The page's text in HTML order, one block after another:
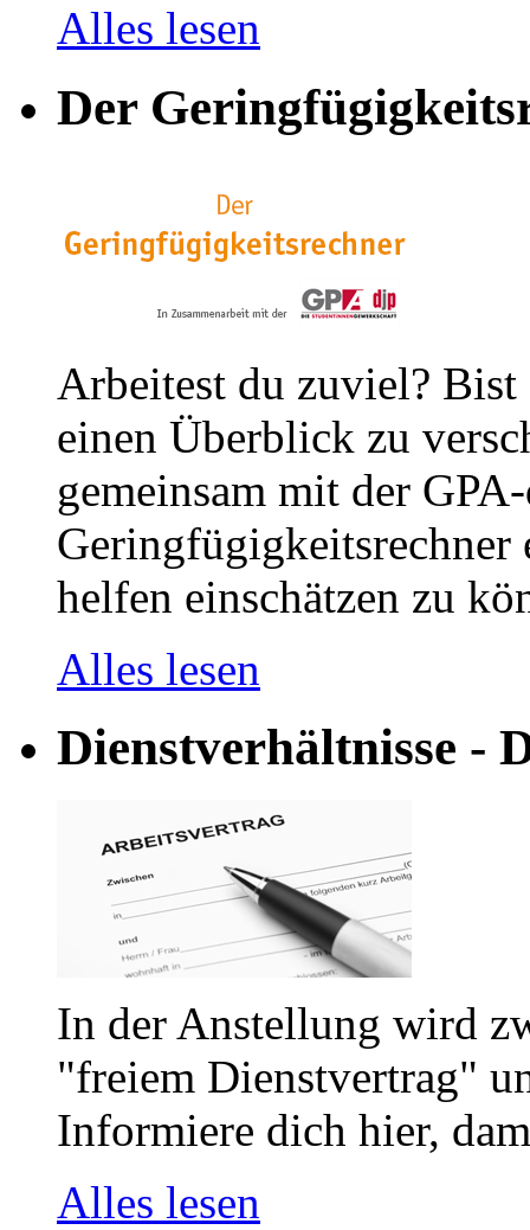
Alles lesen
Der
Arbeitest du zuviel?
einen Überblick zu
gemeinsam mit der
helfen einschätzen zu
Alles lesen
Dienstverhältnisse -
In der Anstellung wird
"freiem Dienstvertrag"
Informiere dich hier,
Alles lesen